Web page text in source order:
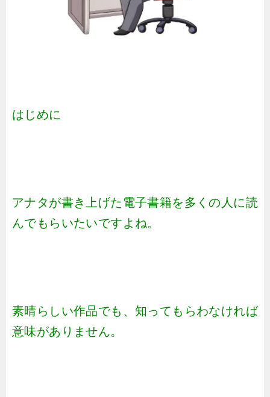
はじめに
アナタが書き上げた電子書籍を多くの人に読
んでもらいたいですよね。
素晴らしい作品でも、知ってもらわなければ
意味がありません。